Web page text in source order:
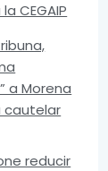
CEGAIP
a Morena
cautelar
reducir